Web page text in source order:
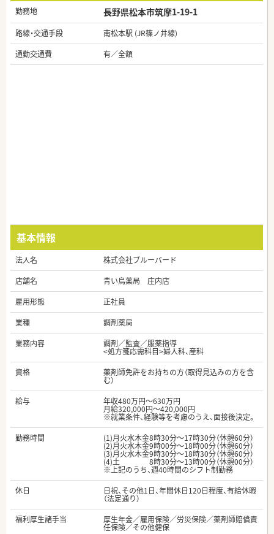
勤務地 長野県松本市筑摩1-19-1
路線・交通手段
南松本駅 (JR篠ノ井線)
通勤交通費
有／全額
基本情報
法人名
株式会社ブルーバード
店舗名
青い鳥薬局 庄内店
雇用形態
正社員
業種
調剤薬局
業務内容
調剤／監査／服薬指導
<処方箋応需科目>婦人科、産科
資格
薬剤師免許をお持ちの方（取得見込みの方を含
む）
給与
年収480万円～630万円
月給320,000円～420,000円
※就業条件、経験等を考慮のうえ、面接後決定。
勤務時間
(1)月火水木金8時30分～17時30分（休憩60分）
(2)月火水木金9時00分～18時00分（休憩60分）
(3)月火水木金9時30分～18時30分（休憩60分）
(4)土 8時30分～13時00分（休憩00分）
※上記のうち、週40時間のシフト制勤務
休日
日祝、その他1日、年間休日120日程度、有給休暇
（法定通り）
福利厚生諸手当
厚生年金／雇用保険／労災保険／薬剤師賠償責
任保険／その他健保